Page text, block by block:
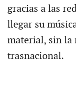
gracias a las
llegar su
material, sin la
trasnacional.